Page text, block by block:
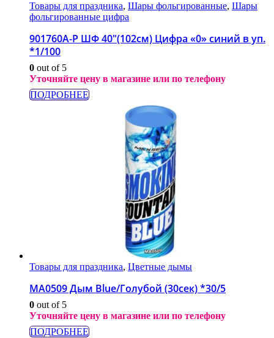
Товары для праздника, Шары фольгированные, Шары
фольгированные цифра
901760A-P ШФ 40″(102см) Цифра «0» синий в уп.
*1/100
0 out of 5
Уточняйте цену в магазине или по телефону
ПОДРОБНЕЕ
Товары для праздника, Цветные дымы
МА0509 Дым Blue/Голубой (30сек) *30/5
0 out of 5
Уточняйте цену в магазине или по телефону
ПОДРОБНЕЕ